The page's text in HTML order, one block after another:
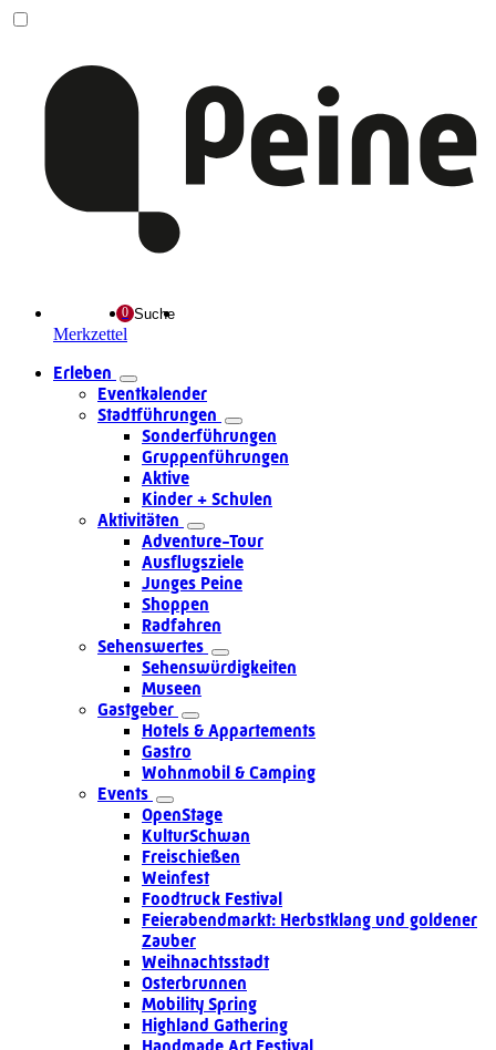
Merkzettel
Suche
Erleben
Eventkalender
Stadtführungen
Sonderführungen
Gruppenführungen
Aktive
Kinder + Schulen
Aktivitäten
Adventure-Tour
Ausflugsziele
Junges Peine
Shoppen
Radfahren
Sehenswertes
Sehenswürdigkeiten
Museen
Gastgeber
Hotels & Appartements
Gastro
Wohnmobil & Camping
Events
OpenStage
KulturSchwan
Freischießen
Weinfest
Foodtruck Festival
Feierabendmarkt: Herbstklang und goldener
Zauber
Weihnachtsstadt
Osterbrunnen
Mobility Spring
Highland Gathering
Handmade Art Festival